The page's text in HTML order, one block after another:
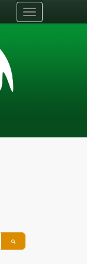
Toggle
navigation